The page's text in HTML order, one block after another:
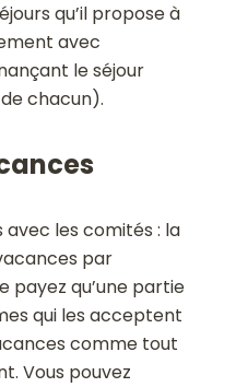
qu’il propose à
avec
le séjour
chacun).
les comités : la
par
payez qu’une partie
qui les acceptent
comme tout
Vous pouvez